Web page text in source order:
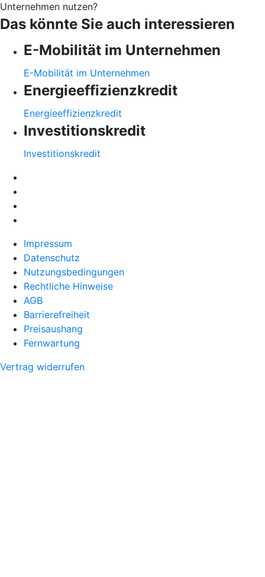
Unternehmen nutzen?
Das könnte Sie auch interessieren
E-Mobilität im Unternehmen
E-Mobilität im Unternehmen
Energieeffizienzkredit
Energieeffizienzkredit
Investitionskredit
Investitionskredit
Impressum
Datenschutz
Nutzungsbedingungen
Rechtliche Hinweise
AGB
Barrierefreiheit
Preisaushang
Fernwartung
Vertrag widerrufen